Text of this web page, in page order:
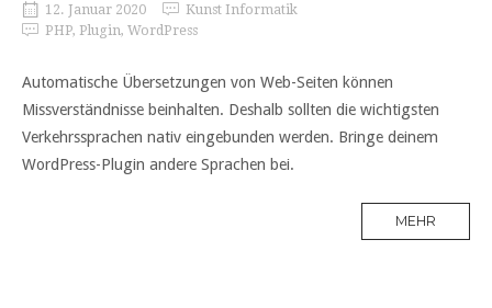
12. Januar 2020
Kunst Informatik
PHP, Plugin, WordPress
Automatische Übersetzungen von Web-Seiten können
Missverständnisse beinhalten. Deshalb sollten die wichtigsten
Verkehrssprachen nativ eingebunden werden. Bringe deinem
WordPress-Plugin andere Sprachen bei.
MEHR